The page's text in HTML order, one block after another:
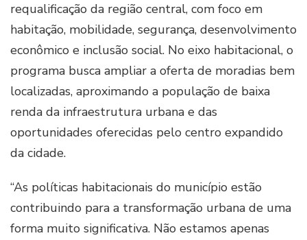
requalificação da região central, com foco em
habitação, mobilidade, segurança, desenvolvimento
econômico e inclusão social. No eixo habitacional, o
programa busca ampliar a oferta de moradias bem
localizadas, aproximando a população de baixa
renda da infraestrutura urbana e das
oportunidades oferecidas pelo centro expandido
da cidade.
“As políticas habitacionais do município estão
contribuindo para a transformação urbana de uma
forma muito significativa. Não estamos apenas